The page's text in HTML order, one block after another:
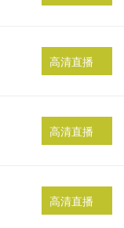
高清直播
高清直播
高清直播